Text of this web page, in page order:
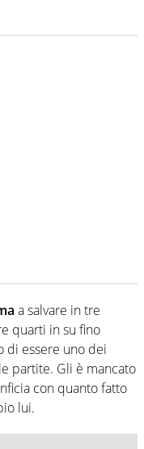
a salvare in tre
quarti in su fino
di essere uno dei
partite. Gli è mancato
con quanto fatto
lui.